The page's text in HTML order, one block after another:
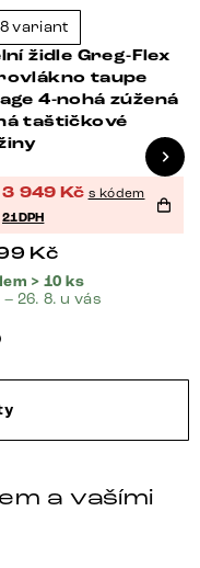
variant
židle Greg-Flex
taupe
4-nohá zúžená
taštičkové
3 949 Kč s kódem
21DPH
Kč
> 10 ks
– 26. 8. u vás
a vašími